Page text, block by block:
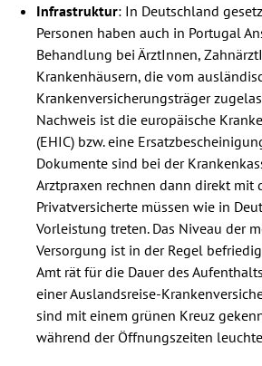
Infrastruktur: In Deutschland
Personen haben auch in Portugal
Behandlung bei ÄrztInnen,
Krankenhäusern, die vom
Krankenversicherungsträger
Nachweis ist die europäische
(EHIC) bzw. eine
Dokumente sind bei der
Arztpraxen rechnen dann direkt mit
Privatversicherte müssen wie in
Vorleistung treten. Das Niveau der
Versorgung ist in der Regel
Amt rät für die Dauer des
einer Auslandsreise-
sind mit einem grünen Kreuz
während der Öffnungszeiten